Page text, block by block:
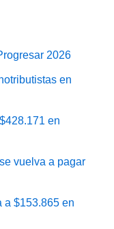
2026
en
en
vuelva a pagar
a $153.865 en